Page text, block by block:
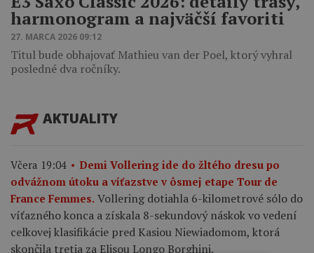
harmonogram a najväčší favoriti
27. MARCA 2026 09:12
Titul bude obhajovať Mathieu van der Poel, ktorý vyhral
posledné dva ročníky.
AKTUALITY
Včera 19:04
Demi Vollering ide do žltého dresu po
odvážnom útoku a víťazstve v ôsmej etape Tour de
France Femmes. Vollering dotiahla 6-kilometrové sólo do
víťazného konca a získala 8-sekundový náskok vo vedení
celkovej klasifikácie pred Kasiou Niewiadomom, ktorá
skončila tretia za Elisou Longo Borghini.